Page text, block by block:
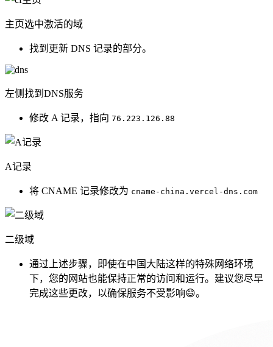
主页选中激活的域
找到更新 DNS 记录的部分。
左侧找到DNS服务
修改 A 记录，指向 76.223.126.88
A记录
将 CNAME 记录修改为 cname-china.vercel-dns.com
二级域
通过上述步骤，即使在中国大陆这样的特殊网络环境
下，您的网站也能保持正常的访问和运行。建议您尽早
完成这些更改，以确保服务不受影响😄。